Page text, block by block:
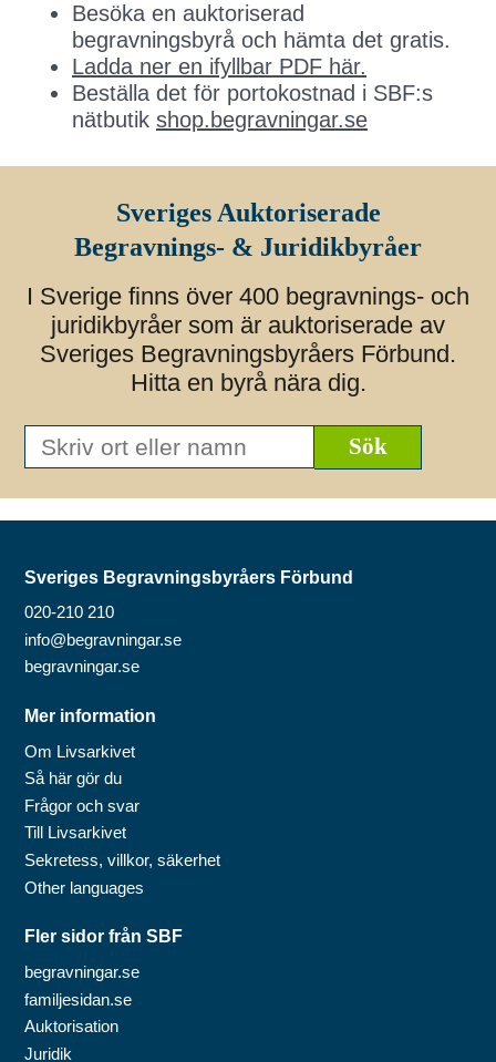
Besöka en auktoriserad
begravningsbyrå och hämta det gratis.
Ladda ner en ifyllbar PDF här.
Beställa det för portokostnad i SBF:s
nätbutik shop.begravningar.se
Sveriges Auktoriserade
Begravnings- & Juridikbyråer
I Sverige finns över 400 begravnings- och
juridikbyråer som är auktoriserade av
Sveriges Begravningsbyråers Förbund.
Hitta en byrå nära dig.
ort
eller
namn
Sveriges Begravningsbyråers Förbund
020-210 210
info@begravningar.se
begravningar.se
Mer information
Om Livsarkivet
Så här gör du
Frågor och svar
Till Livsarkivet
Sekretess, villkor, säkerhet
Other languages
Fler sidor från SBF
begravningar.se
familjesidan.se
Auktorisation
Juridik